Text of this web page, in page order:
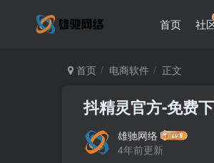
首页 社
首页 电商软件 正文
抖精灵官方-免费
雄驰网络
4年前更新